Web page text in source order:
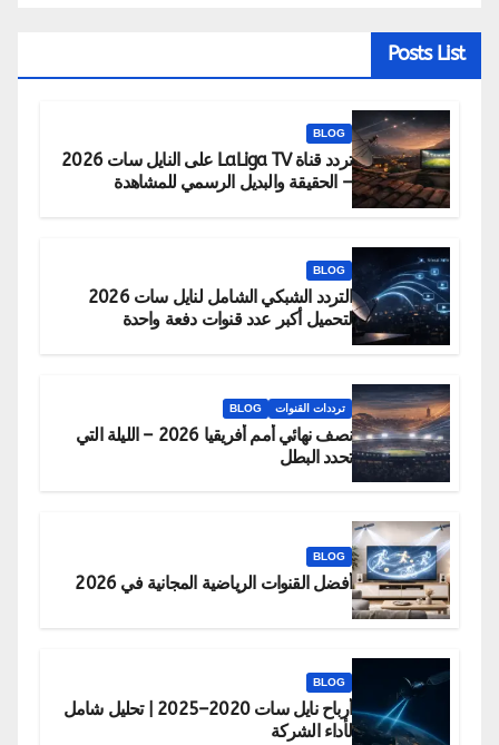
Posts List
BLOG
تردد قناة LaLiga TV على النايل سات 2026
– الحقيقة والبديل الرسمي للمشاهدة
BLOG
التردد الشبكي الشامل لنايل سات 2026
لتحميل أكبر عدد قنوات دفعة واحدة
ترددات القنوات BLOG
نصف نهائي أمم أفريقيا 2026 – الليلة التي
تحدد البطل
BLOG
أفضل القنوات الرياضية المجانية في 2026
BLOG
أرباح نايل سات 2020–2025 | تحليل شامل
لأداء الشركة